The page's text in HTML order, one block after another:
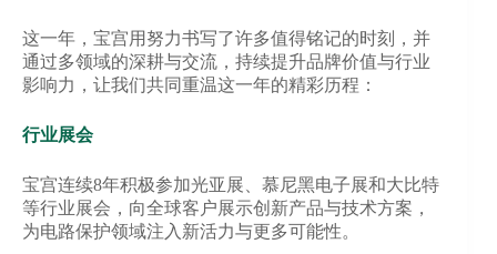
这一年，宝宫用努力书写了许多值得铭记的时刻，并
通过多领域的深耕与交流，持续提升品牌价值与行业
影响力，让我们共同重温这一年的精彩历程：
行业展会
宝宫连续8年积极参加光亚展、慕尼黑电子展和大比特
等行业展会，向全球客户展示创新产品与技术方案，
为电路保护领域注入新活力与更多可能性。